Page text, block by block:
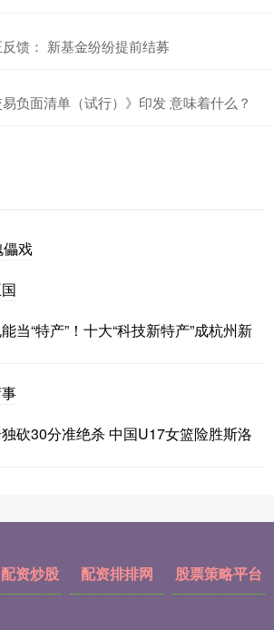
馈： 新基金纷纷提前结募
负面清单（试行）》印发 意味着什么？
戏
当“特产”！十大“科技新特产”成杭州新
砍30分准绝杀 中国U17女篮险胜斯洛
资炒股 配资排排网 股票策略平台